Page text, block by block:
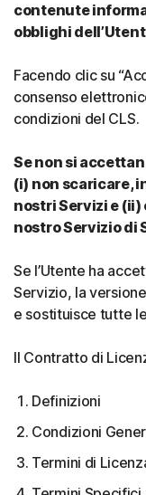
contenute
obblighi
Facendo clic su
consenso
condizioni del CLS.
Se non si
(i) non scaricare,
nostri Servizi e (ii)
nostro Servizio di
Se l’Utente ha
Servizio, la
e sostituisce tutte
Il Contratto di
Definizioni
Condizioni
Termini di